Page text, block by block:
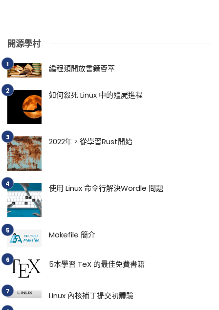
開源學村
編程類開放書籍薈萃
如何殺死 Linux 中的殭屍進程
2022年，從學習Rust開始
使用 Linux 命令行解決Wordle 問題
Makefile 簡介
5本學習 TeX 的最佳免費書籍
Linux 內核補丁提交初體驗